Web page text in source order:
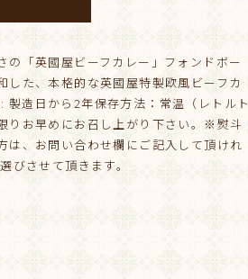
の「英國屋ビーフカレー」フォンドボー
した、本格的な英國屋特製欧風ビーフカ
造日から2年保存方法：常温（レトルト
りお早めにお召し上がり下さい。※熨斗
は、お問い合わせ欄にご記入して頂けれ
びさせて頂きます。